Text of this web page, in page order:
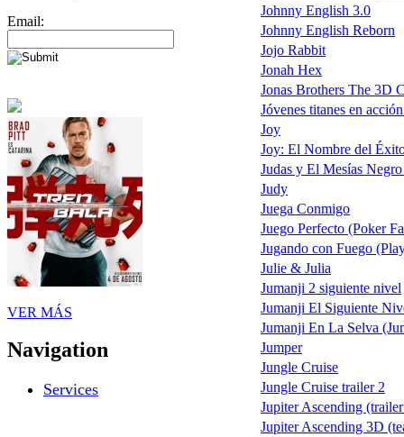
Email:
VER MÁS
Navigation
Services
Johnny English 3.0
Johnny English Reborn
Jojo Rabbit
Jonah Hex
Jonas Brothers The 3D
Jóvenes titanes en
Joy
Joy: El Nombre del
Judas y El Mesías
Judy
Juega Conmigo
Juego Perfecto (Poker
Jugando con Fuego
Julie & Julia
Jumanji 2 siguiente nivel
Jumanji El Siguiente
Jumanji En La Selva
Jumper
Jungle Cruise
Jungle Cruise trailer 2
Jupiter Ascending
Jupiter Ascending 3D